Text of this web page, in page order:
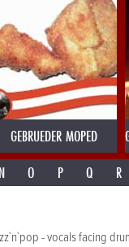
GEBRUEDER MOPED
N O P Q R
- vocals facing